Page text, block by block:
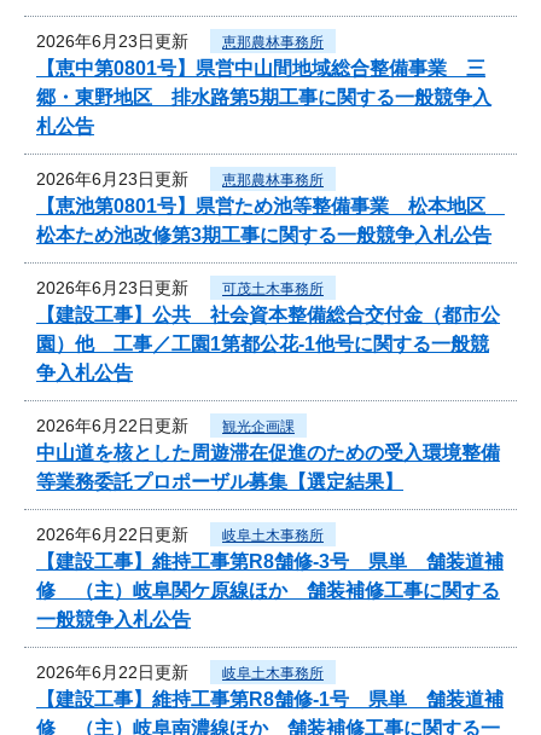
2026年6月23日更新 恵那農林事務所
【恵中第0801号】県営中山間地域総合整備事業 三
郷・東野地区 排水路第5期工事に関する一般競争入
札公告
2026年6月23日更新 恵那農林事務所
【恵池第0801号】県営ため池等整備事業 松本地区
松本ため池改修第3期工事に関する一般競争入札公告
2026年6月23日更新 可茂土木事務所
【建設工事】公共 社会資本整備総合交付金（都市公
園）他 工事／工園1第都公花-1他号に関する一般競
争入札公告
2026年6月22日更新 観光企画課
中山道を核とした周遊滞在促進のための受入環境整備
等業務委託プロポーザル募集【選定結果】
2026年6月22日更新 岐阜土木事務所
【建設工事】維持工事第R8舗修-3号 県単 舗装道補
修 （主）岐阜関ケ原線ほか 舗装補修工事に関する
一般競争入札公告
2026年6月22日更新 岐阜土木事務所
【建設工事】維持工事第R8舗修-1号 県単 舗装道補
修 （主）岐阜南濃線ほか 舗装補修工事に関する一